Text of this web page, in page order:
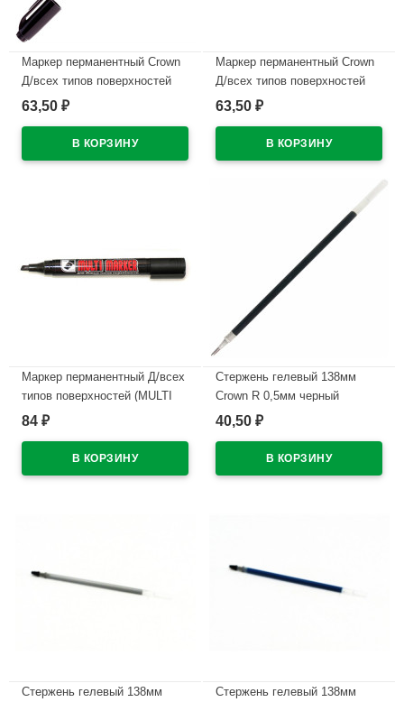
Маркер перманентный Crown
Д/всех типов поверхностей
(MULTI MARKER) круглый
63,50 ₽
Маркер перманентный Crown
Д/всех типов поверхностей
(MULTI MARKER) круглый
63,50 ₽
Маркер перманентный Д/всех
типов поверхностей (MULTI
MARKER) скошенный 5мм
84 ₽
Стержень гелевый 138мм
Crown R 0,5мм черный
арт.HJR-200
40,50 ₽
Стержень гелевый 138мм
Стержень гелевый 138мм